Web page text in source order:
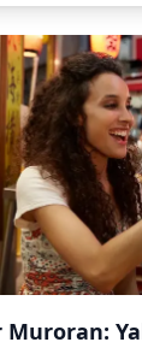
Sambil
Anda juga
menarik di
setempat. ・Kunjungi tiga warung
dan izakaya
kelompok kecil
intim dan
laut segar
budaya
Anda ・
Yokocho,
・2 minuman di setiap 3
(total 6
Muroran: